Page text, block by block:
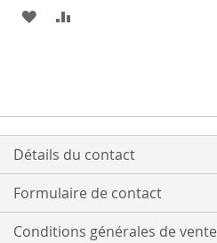
AJOUTER
D’ENVIE
Détails du contact
Formulaire de contact
Conditions générales de vente